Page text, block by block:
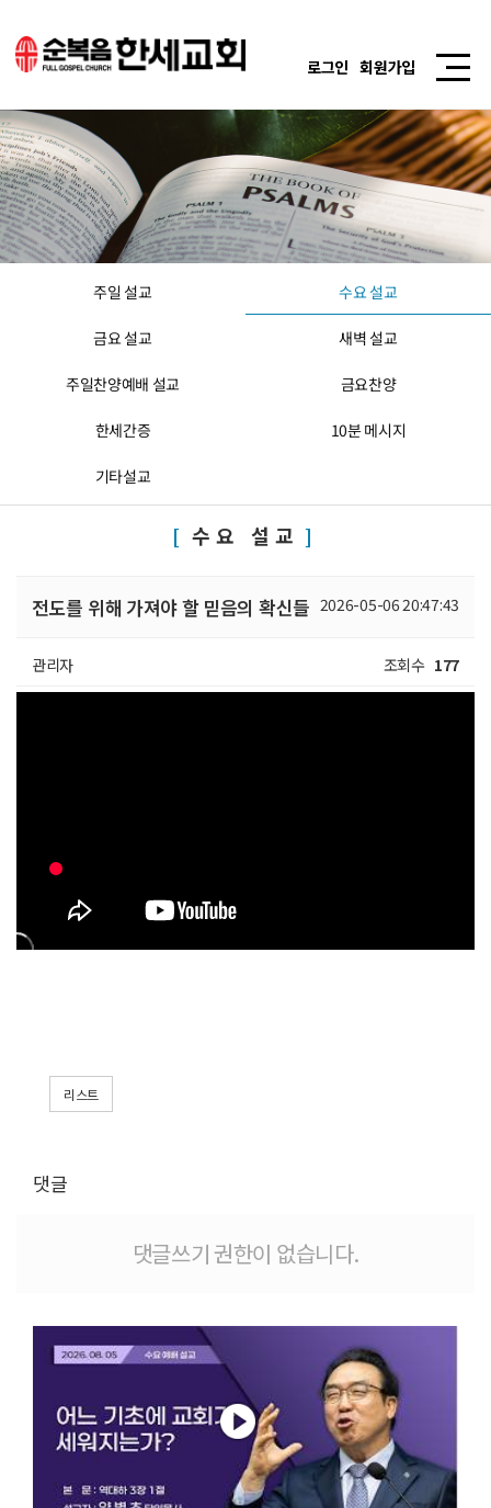
로그인 회원가입
주일 설교 수요 설교
금요 설교 새벽 설교
주일찬양예배 설교 금요찬양
한세간증 10분 메시지
기타설교
수요 설교
전도를 위해 가져야 할 믿음의 확신들 2026-05-06 20:47:43
관리자 조회수 177
리스트
댓글
댓글쓰기 권한이 없습니다.